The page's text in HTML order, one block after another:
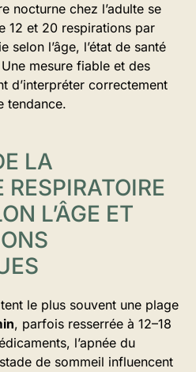
nocturne chez l’adulte se
12 et 20 respirations par
selon l’âge, l’état de santé
mesure fiable et des
d’interpréter correctement
tendance.
LA
RESPIRATOIRE
L’ÂGE ET
le plus souvent une plage
, parfois resserrée à 12–18
l’apnée du
de sommeil influencent